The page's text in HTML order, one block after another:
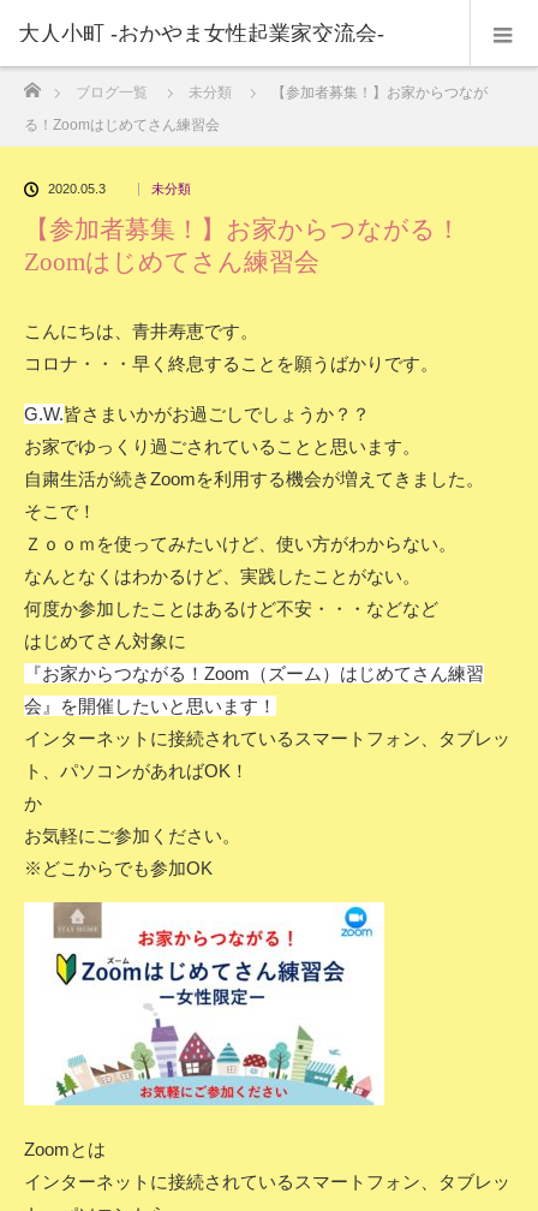
大人小町 -おかやま女性起業家交流会-
ブログ一覧 未分類
【参加者募集！】お家からつなが
る！Zoomはじめてさん練習会
2020.05.3 未分類
【参加者募集！】お家からつながる！
Zoomはじめてさん練習会
こんにちは、青井寿恵です。
コロナ・・・早く終息することを願うばかりです。
G.W.皆さまいかがお過ごしでしょうか？？
お家でゆっくり過ごされていることと思います。
自粛生活が続きZoomを利用する機会が増えてきました。
そこで！
Ｚｏｏｍを使ってみたいけど、使い方がわからない。
なんとなくはわかるけど、実践したことがない。
何度か参加したことはあるけど不安・・・などなど
はじめてさん対象に
『お家からつながる！Zoom（ズーム）はじめてさん練習
会』を開催したいと思います！
インターネットに接続されているスマートフォン、タブレッ
ト、パソコンがあればOK！
か
お気軽にご参加ください。
※どこからでも参加OK
Zoomとは
インターネットに接続されているスマートフォン、タブレッ